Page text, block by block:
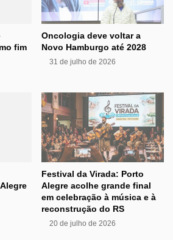
fim
Oncologia deve voltar a
Novo Hamburgo até 2028
31 de julho de 2026
Festival da Virada: Porto
Alegre acolhe grande final
em celebração à música e à
reconstrução do RS
20 de julho de 2026